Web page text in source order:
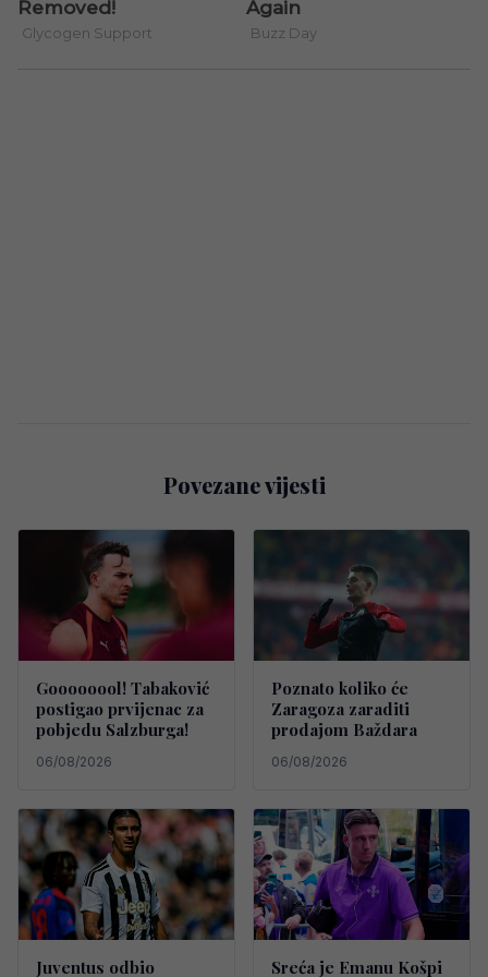
Povezane vijesti
Goooooool! Tabaković
postigao prvijenac za
pobjedu Salzburga!
06/08/2026
Poznato koliko će
Zaragoza zaraditi
prodajom Baždara
06/08/2026
Juventus odbio Sreća je Emanu Košpi